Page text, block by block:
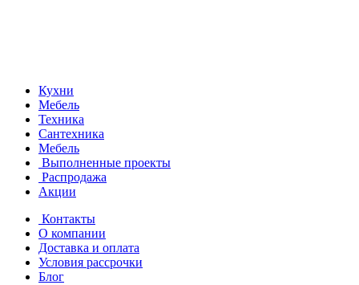
Кухни
Мебель
Техника
Сантехника
Мебель
Выполненные проекты
Распродажа
Акции
Контакты
О компании
Доставка и оплата
Условия рассрочки
Блог